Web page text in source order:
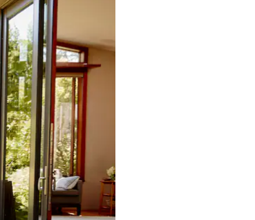
i dodirom ili prelaskom prstom po zaslonu.